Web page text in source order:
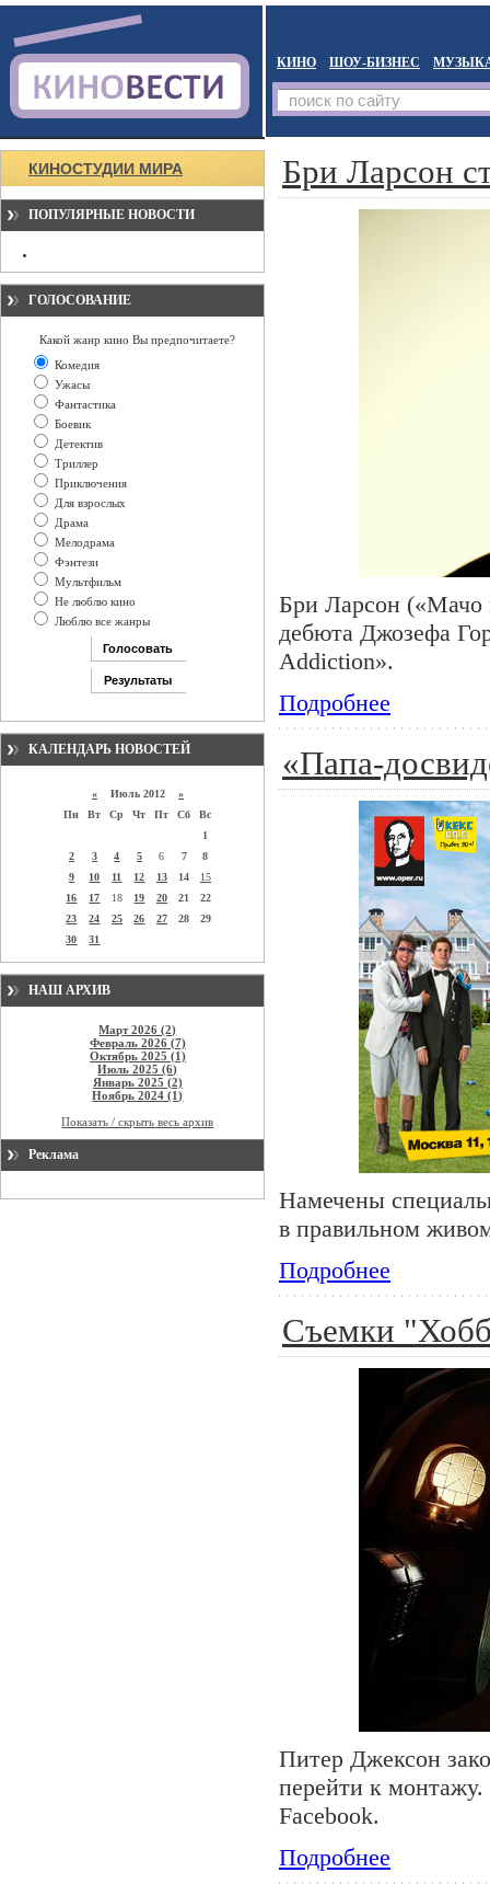
КИНО ШОУ-БИЗНЕС
КИНОСТУДИИ МИРА
ПОПУЛЯРНЫЕ НОВОСТИ
ГОЛОСОВАНИЕ
Какой жанр кино Вы предпочитаете?
Комедия
Ужасы
Фантастика
Боевик
Детектив
Триллер
Приключения
Для взрослых
Драма
Мелодрама
Фэнтези
Мультфильм
Не люблю кино
Люблю все жанры
КАЛЕНДАРЬ НОВОСТЕЙ
« Июль 2012 »
Пн
Вт Ср Чт Пт Сб
Вс
1
2
3 4 5 6 7
8
9
10 11 12 13 14
15
16
17 18 19 20 21
22
23
24 25 26 27 28
29
30
31
НАШ АРХИВ
Март 2026 (2)
Февраль 2026 (7)
Октябрь 2025 (1)
Июль 2025 (6)
Январь 2025 (2)
Ноябрь 2024 (1)
Показать / скрыть весь архив
Реклама
Бри Ларсон
Бри Ларсон («Мачо
дебюта Джозефа
Addiction».
Подробнее
«Папа-
Намечены
в правильном
Подробнее
Съемки
Питер Джексон
перейти к монтажу.
Facebook.
Подробнее